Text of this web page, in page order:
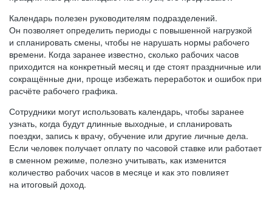
Календарь полезен руководителям подразделений.
Он позволяет определить периоды с повышенной нагрузкой
и спланировать смены, чтобы не нарушать нормы рабочего
времени. Когда заранее известно, сколько рабочих часов
приходится на конкретный месяц и где стоят праздничные или
сокращённые дни, проще избежать переработок и ошибок при
расчёте рабочего графика.
Сотрудники могут использовать календарь, чтобы заранее
узнать, когда будут длинные выходные, и спланировать
поездки, запись к врачу, обучение или другие личные дела.
Если человек получает оплату по часовой ставке или работает
в сменном режиме, полезно учитывать, как изменится
количество рабочих часов в месяце и как это повлияет
на итоговый доход.